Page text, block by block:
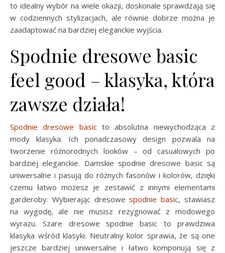
to idealny wybór na wiele okazji, doskonale sprawdzają się
w codziennych stylizacjach, ale równie dobrze można je
zaadaptować na bardziej eleganckie wyjścia.
Spodnie dresowe basic
feel good – klasyka, która
zawsze działa!
Spodnie dresowe basicto absolutna niewychodząca z
mody klasyka. Ich ponadczasowy design pozwala na
tworzenie różnorodnych looków – od casualowych po
bardziej eleganckie. Damskie spodnie dresowe basic są
uniwersalne i pasują do różnych fasonów i kolorów, dzięki
czemu łatwo możesz je zestawić z innymi elementami
garderoby. Wybierając dresowespodnie basic, stawiasz
na wygodę, ale nie musisz rezygnować z modowego
wyrazu. Szare dresowe spodnie basic to prawdziwa
klasyka wśród klasyki. Neutralny kolor sprawia, że są one
jeszcze bardziej uniwersalne i łatwo komponują się z